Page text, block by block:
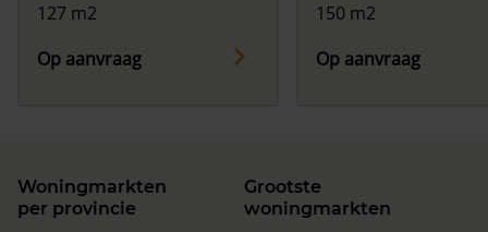
127 m2
Op aanvraag
150 m2
Op aanvraag
Woningmarkten
per provincie
Grootste
woningmarkten